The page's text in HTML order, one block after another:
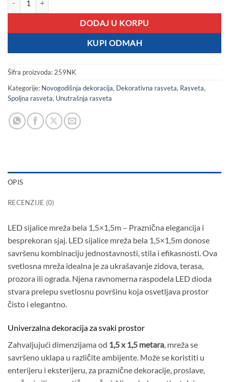
DODAJ U KORPU
KUPI ODMAH
Šifra proizvoda: 259NK
Kategorije: Novogodišnja dekoracija, Dekorativna rasveta, Rasveta,
Spoljna rasveta, Unutrašnja rasveta
OPIS
RECENZIJE (0)
LED sijalice mreža bela 1,5×1,5m – Praznična elegancija i
besprekoran sjaj. LED sijalice mreža bela 1,5×1,5m donose
savršenu kombinaciju jednostavnosti, stila i efikasnosti. Ova
svetlosna mreža idealna je za ukrašavanje zidova, terasa,
prozora ili ograda. Njena ravnomerna raspodela LED dioda
stvara prelepu svetlosnu površinu koja osvetljava prostor
čisto i elegantno.
Univerzalna dekoracija za svaki prostor
Zahvaljujući dimenzijama od 1,5 x 1,5 metara , mreža se
savršeno uklapa u različite ambijente. Može se koristiti u
enterijeru i eksterijeru, za praznične dekoracije, proslave,